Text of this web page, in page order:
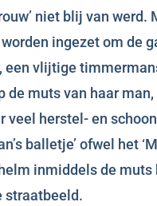
niet blij van
ingezet om de
een vlijtige
de muts van haar
veel herstel- en
balletje’ ofwel het
inmiddels de
straatbeeld.